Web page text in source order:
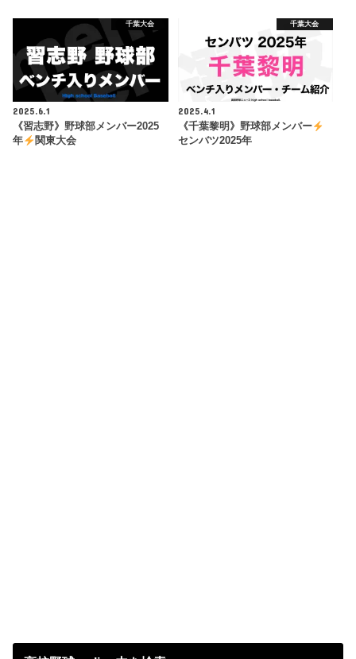
千葉大会
2025.6.1
《習志野》野球部メンバー2025
年
関東大会
千葉大会
2025.4.1
《千葉黎明》野球部メンバー
センバツ2025年